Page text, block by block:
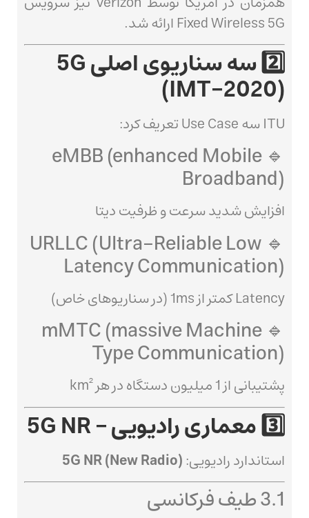
Fixed Wireless 5G ارائه شد.
2️⃣ سه سناریوی اصلی 5G
(IMT-2020)
ITU سه Use Case تعریف کرد:
🔹 eMBB (enhanced Mobile
Broadband)
افزایش شدید سرعت و ظرفیت دیتا
🔹 URLLC (Ultra-Reliable Low
Latency Communication)
Latency کمتر از 1ms (در سناریوهای خاص)
🔹 mMTC (massive Machine
Type Communication)
پشتیبانی از 1 میلیون دستگاه در هر km²
3️⃣ معماری رادیویی – 5G NR
استاندارد رادیویی: 5G NR (New Radio)
3.1 طیف فرکانسی